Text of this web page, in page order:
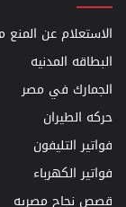
الاستعلام عن
البطاقه المدنيه
الجمارك في مصر
حركه الطيران
فواتير التليفون
فواتير الكهرباء
قصص نجاح مصريه